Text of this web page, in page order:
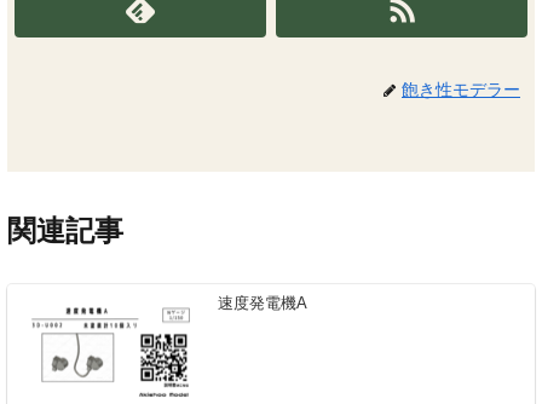
飽き性モデラー
関連記事
速度発電機A